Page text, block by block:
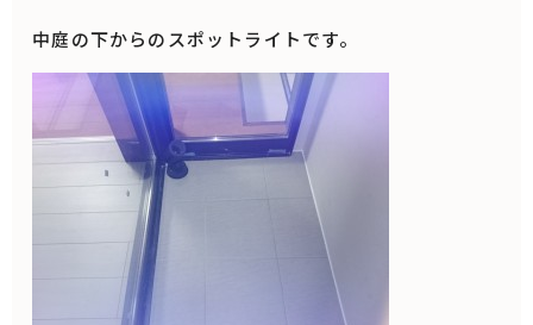
中庭の下からのスポットライトです。